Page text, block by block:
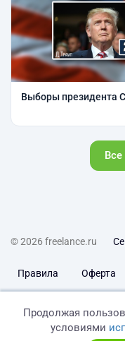
Выборы президента
© 2026 freelance.ru
Правила Оферта
Продолжая
условиями